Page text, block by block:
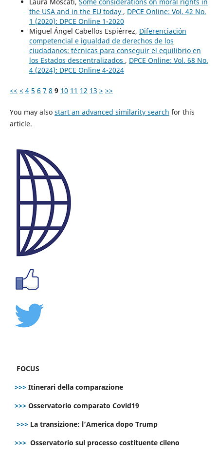
Laura Moscati, Some considerations on moral rights in
the USA and in the EU today , DPCE Online: Vol. 42 No.
1 (2020): DPCE Online 1-2020
Miguel Ángel Cabellos Espiérrez, Diferenciación
competencial e igualdad de derechos de los
ciudadanos: técnicas para conseguir el equilibrio en
los Estados descentralizados , DPCE Online: Vol. 68 No.
4 (2024): DPCE Online 4-2024
<< < 4 5 6 7 8 9 10 11 12 13 > >>
You may also start an advanced similarity search for this
article.
FOCUS
>>> Itinerari della comparazione
>>> Osservatorio comparato Covid19
>>> La transizione: l’America dopo Trump
>>> Osservatorio sul processo costituente cileno